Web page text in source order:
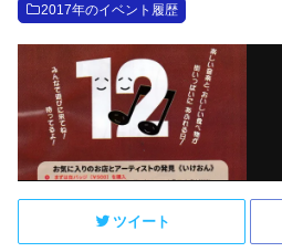
2017年のイベント履歴
ツイート